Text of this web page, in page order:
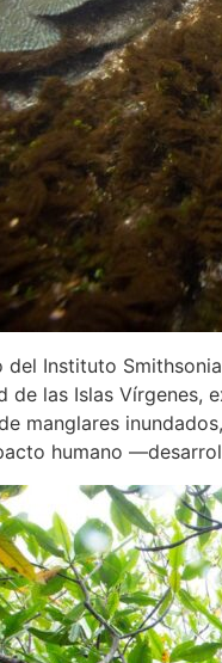
Instituto
de las Islas
manglares
humano